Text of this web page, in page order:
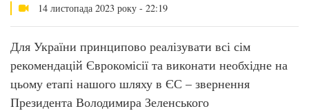
14 листопада 2023 року - 22:19
Для України принципово реалізувати всі сім
рекомендацій Єврокомісії та виконати необхідне на
цьому етапі нашого шляху в ЄС – звернення
Президента Володимира Зеленського